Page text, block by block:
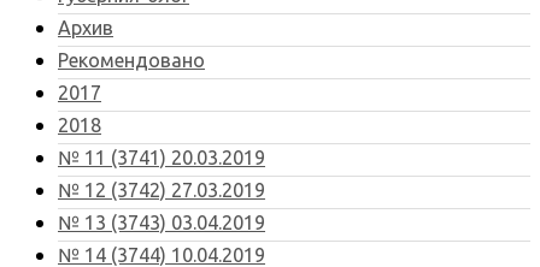
Архив
Рекомендовано
2017
2018
№ 11 (3741) 20.03.2019
№ 12 (3742) 27.03.2019
№ 13 (3743) 03.04.2019
№ 14 (3744) 10.04.2019